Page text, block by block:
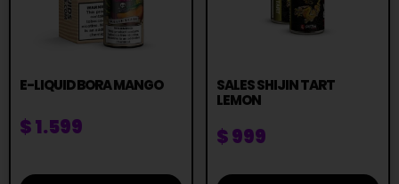
E-LIQUID BORA MANGO
$1.599
SALES SHIJIN TART
LEMON
$999